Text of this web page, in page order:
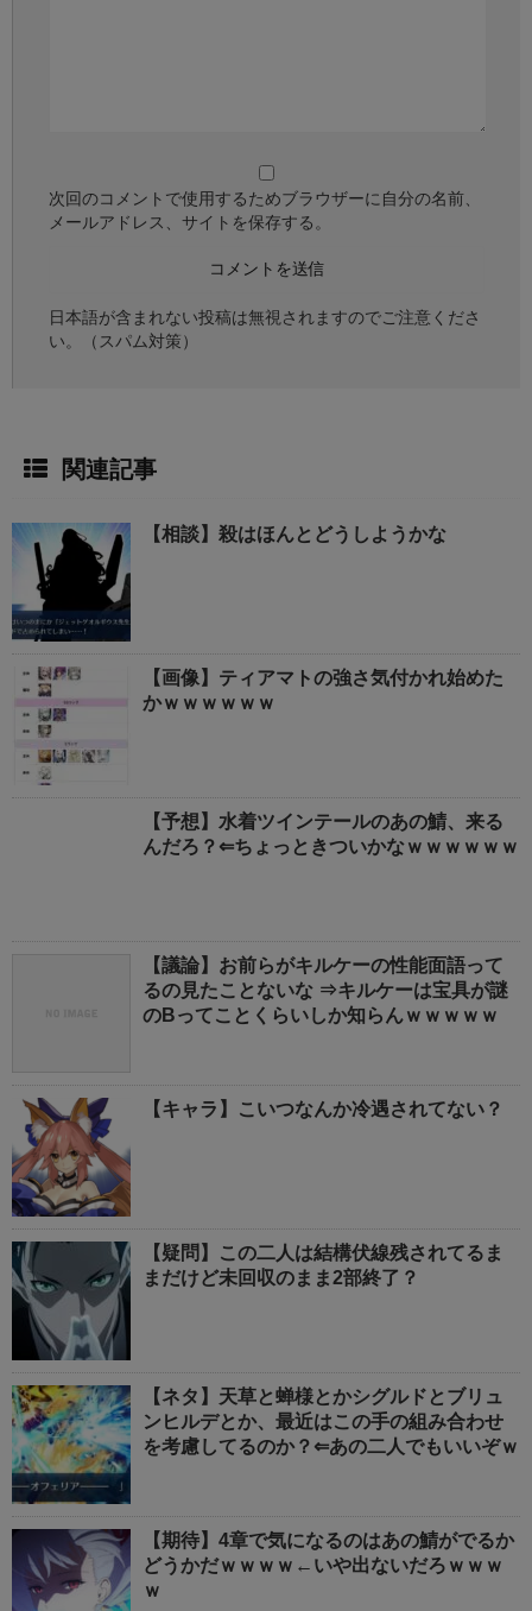
次回のコメントで使用するためブラウザーに自分の名前、
メールアドレス、サイトを保存する。
日本語が含まれない投稿は無視されますのでご注意くださ
い。（スパム対策）
関連記事
【相談】殺はほんとどうしようかな
【画像】ティアマトの強さ気付かれ始めた
かｗｗｗｗｗｗ
【予想】水着ツインテールのあの鯖、来る
んだろ？⇐ちょっときついかなｗｗｗｗｗｗ
【議論】お前らがキルケーの性能面語って
るの見たことないな ⇒キルケーは宝具が謎
のBってことくらいしか知らんｗｗｗｗｗ
【キャラ】こいつなんか冷遇されてない？
【疑問】この二人は結構伏線残されてるま
まだけど未回収のまま2部終了？
【ネタ】天草と蝉様とかシグルドとブリュ
ンヒルデとか、最近はこの手の組み合わせ
を考慮してるのか？⇐あの二人でもいいぞｗ
【期待】4章で気になるのはあの鯖がでるか
どうかだｗｗｗｗ←いや出ないだろｗｗｗ
ｗ